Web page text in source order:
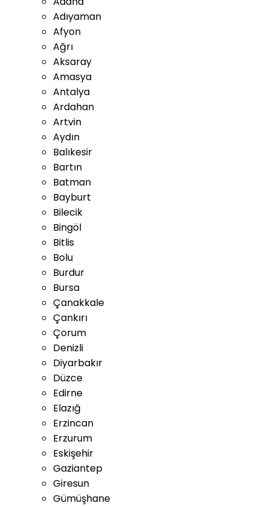
Adıyaman
Afyon
Ağrı
Aksaray
Amasya
Antalya
Ardahan
Artvin
Aydın
Balıkesir
Bartın
Batman
Bayburt
Bilecik
Bingöl
Bitlis
Bolu
Burdur
Bursa
Çanakkale
Çankırı
Çorum
Denizli
Diyarbakır
Düzce
Edirne
Elazığ
Erzincan
Erzurum
Eskişehir
Gaziantep
Giresun
Gümüşhane